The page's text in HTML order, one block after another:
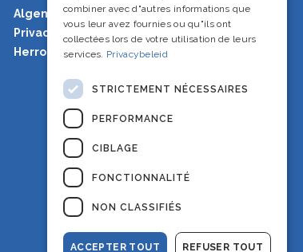
Algemene voorwaarden
Privacy Policy
Herroepingsrecht
combiner avec d"autres informations que
vous leur avez fournies ou qu"ils ont
collectées lors de votre utilisation de leurs
services. Privacybeleid
STRICTEMENT NÉCESSAIRES
PERFORMANCE
CIBLAGE
FONCTIONNALITÉ
NON CLASSIFIÉS
ACCEPTER TOUT REFUSER TOUT